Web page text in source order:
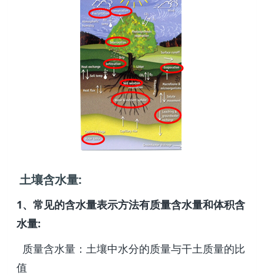
土壤含水量:
1、常见的含水量表示方法有质量含水量和体积含
水量:
质量含水量：土壤中水分的质量与干土质量的比
值